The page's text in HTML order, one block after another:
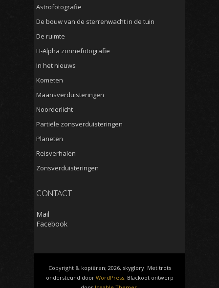
Astrofotografie
De bouw van de sterrenwacht in de tuin
De ruimte
H-Alpha zonnefotografie
In het nieuws
Kometen
Maansverduisteringen
Noorderlicht
Partiële zonsverduisteringen
Planeten
Reisverhalen
Zonsverduisteringen
CONTACT
Mail
Facebook
Copyright & kopiëren; 2026, skyglory. Met trots
ondersteund door WordPress. Blackoot ontwerp